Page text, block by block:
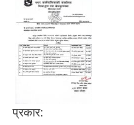
प्रकार: